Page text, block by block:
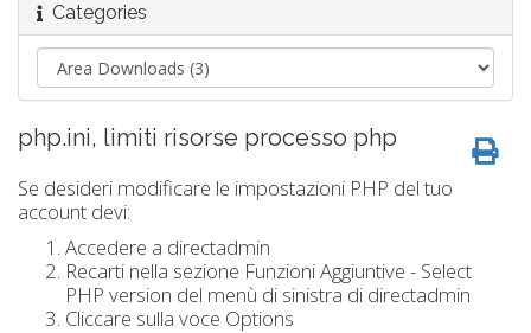
Categories
php.ini, limiti risorse processo php
Se desideri modificare le impostazioni PHP del tuo
account devi:
Accedere a directadmin
Recarti nella sezione Funzioni Aggiuntive - Select
PHP version del menù di sinistra di directadmin
Cliccare sulla voce Options